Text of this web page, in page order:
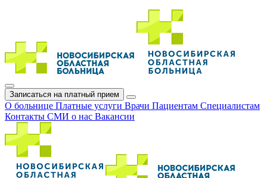
Записаться на платный прием
О больнице Платные услуги Врачи Пациентам Специалистам
Контакты СМИ о нас Вакансии